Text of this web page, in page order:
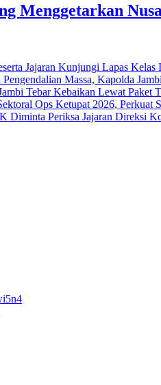
Menggetarkan
Jajaran Kunjungi Lapas Kelas
Massa, Kapolda
Tebar Kebaikan Lewat Paket
Ops Ketupat 2026, Perkuat
Periksa Jajaran Direksi